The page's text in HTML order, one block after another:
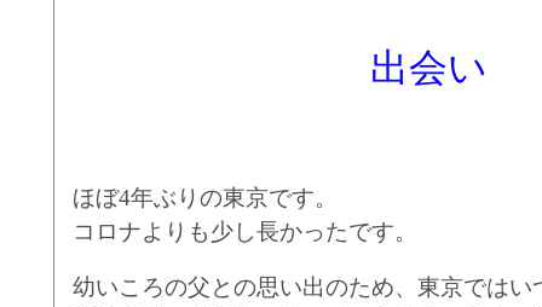
出会い
ほぼ4年ぶりの東京です。
コロナよりも少し長かったです。
幼いころの父との思い出のため、東京ではい